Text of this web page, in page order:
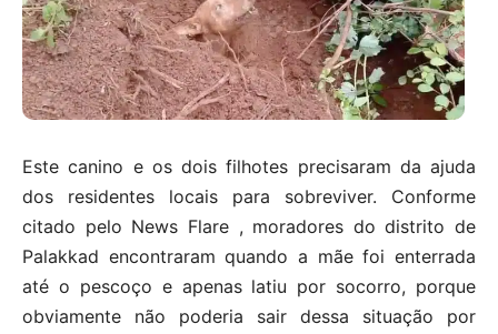
Este canino e os dois filhotes precisaram da ajuda
dos residentes locais para sobreviver. Conforme
citado pelo News Flare , moradores do distrito de
Palakkad encontraram quando a mãe foi enterrada
até o pescoço e apenas latiu por socorro, porque
obviamente não poderia sair dessa situação por